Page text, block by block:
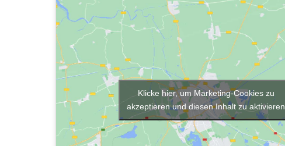
Klicke hier, um Marketing-Cookies zu
akzeptieren und diesen Inhalt zu aktivieren